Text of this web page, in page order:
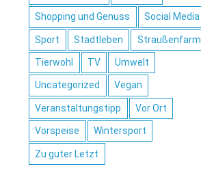
Shopping und Genuss Social Media
Sport Stadtleben Straußenfarm
Tierwohl TV Umwelt
Uncategorized Vegan
Veranstaltungstipp Vor Ort
Vorspeise Wintersport
Zu guter Letzt